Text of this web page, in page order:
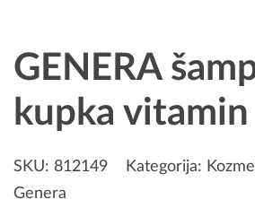
GENERA
kupka vitamin
SKU: 812149 Kategorija:
Genera